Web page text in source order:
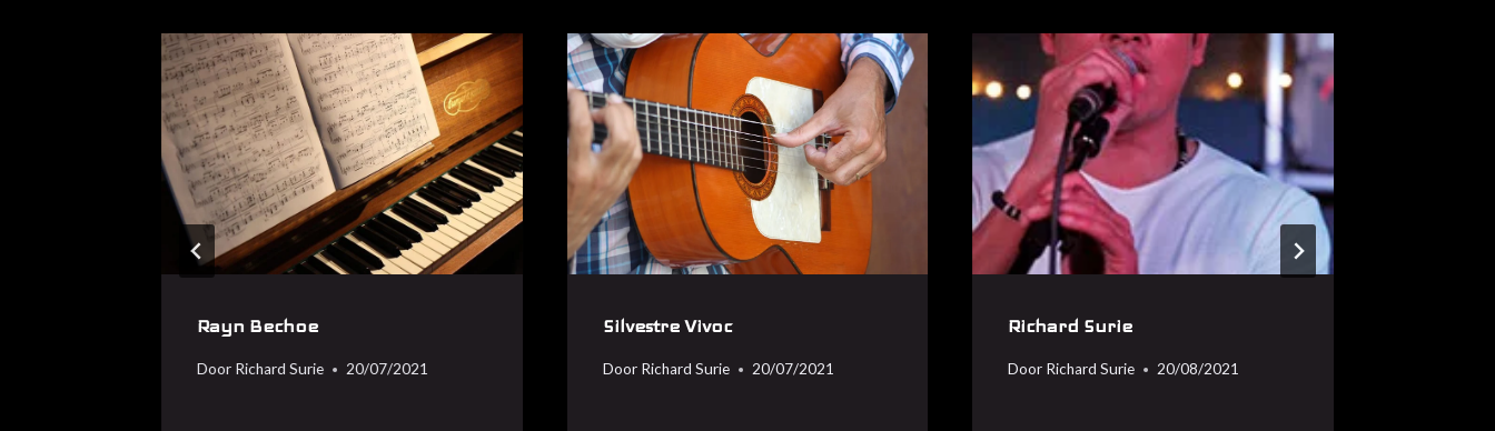
Rayn Bechoe
Door Richard Surie 20/07/2021
Silvestre Vivoc
Door Richard Surie 20/07/2021
Richard Surie
Door Richard Surie 20/08/2021